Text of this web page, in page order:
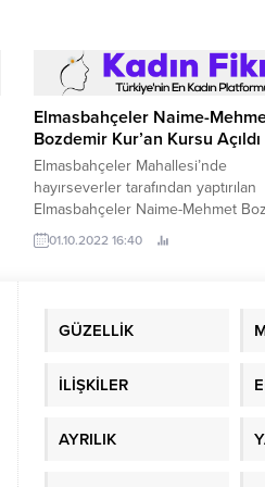
Elmasbahçeler Naime-
Bozdemir Kur’an Kursu Açıldı
Elmasbahçeler Mahallesi’nde
hayırseverler tarafından yaptırılan
Elmasbahçeler Naime-Mehmet
Kur’an Kursu, Osmangazi Belediye
Başkanı Mustafa Dündar’ın da
01.10.2022 16:40
GÜZELLİK
İLİŞKİLER
AYRILIK